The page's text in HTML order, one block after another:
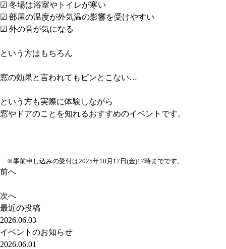
☑ 冬場は浴室やトイレが寒い
☑ 部屋の温度が外気温の影響を受けやすい
☑ 外の音が気になる
という方はもちろん
窓の効果と言われてもピンとこない…
という方も実際に体験しながら
窓やドアのことを知れるおすすめのイベントです。
※事前申し込みの受付は2025年10月17日(金)17時までです。
前へ
次へ
最近の投稿
2026.06.03
イベントのお知らせ
2026.06.01